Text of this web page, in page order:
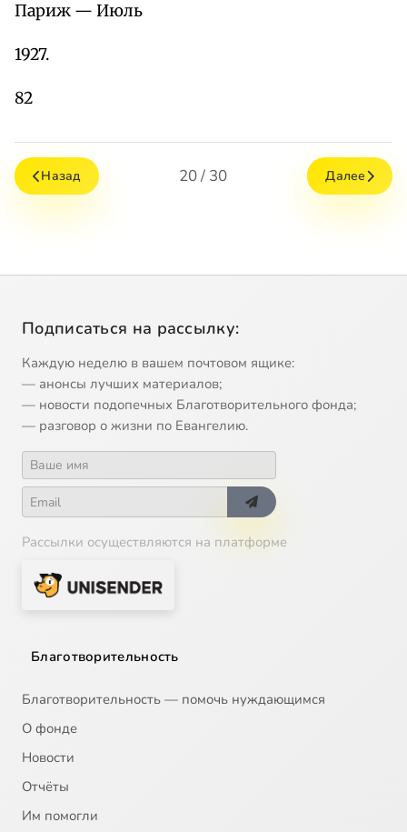
Париж — Июль
1927.
82
Назад 20 / 30 Далее
Подписаться на рассылку:
Каждую неделю в вашем почтовом ящике:
— анонсы лучших материалов;
— новости подопечных Благотворительного фонда;
— разговор о жизни по Евангелию.
Рассылки осуществляются на платформе
Благотворительность
Благотворительность — помочь нуждающимся
О фонде
Новости
Отчёты
Им помогли